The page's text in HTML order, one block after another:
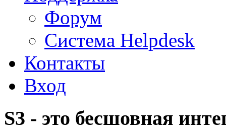
Форум
Система Helpdesk
Контакты
Вход
S3 - это бесшовная